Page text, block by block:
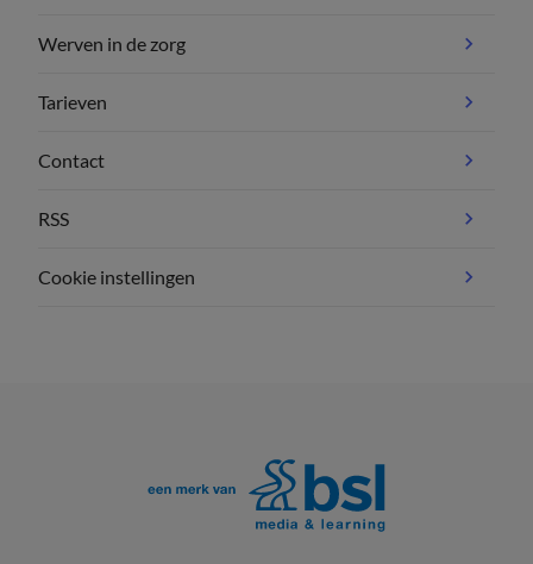
Werven in de zorg
Tarieven
Contact
RSS
Cookie instellingen